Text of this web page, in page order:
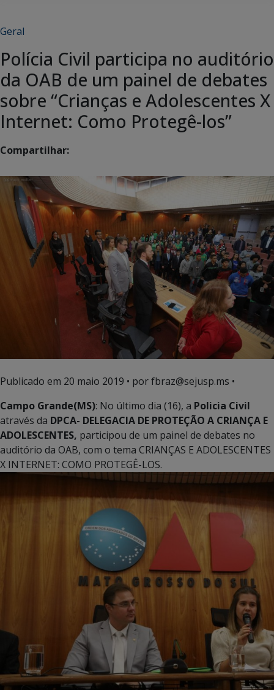
Geral
Polícia Civil participa no auditório
da OAB de um painel de debates
sobre “Crianças e Adolescentes X
Internet: Como Protegê-los”
Compartilhar:
Publicado em 20 maio 2019 • por fbraz@sejusp.ms •
Campo Grande(MS): No último dia (16), a Policia Civil
através da DPCA- DELEGACIA DE PROTEÇÃO A CRIANÇA E
ADOLESCENTES, participou de um painel de debates no
auditório da OAB, com o tema CRIANÇAS E ADOLESCENTES
X INTERNET: COMO PROTEGÊ-LOS.